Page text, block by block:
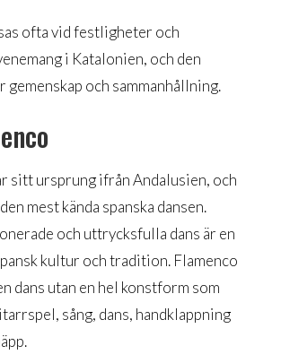
ofta vid festligheter och
i Katalonien, och den
gemenskap och sammanhållning.
sitt ursprung ifrån Andalusien, och
mest kända spanska dansen.
och uttrycksfulla dans är en
kultur och tradition. Flamenco
dans utan en hel konstform som
sång, dans, handklappning